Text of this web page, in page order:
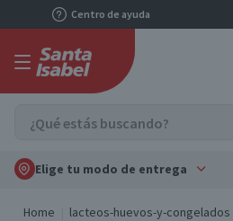
Centro de ayuda
Elige tu modo de entrega
Home lacteos-huevos-y-congelados